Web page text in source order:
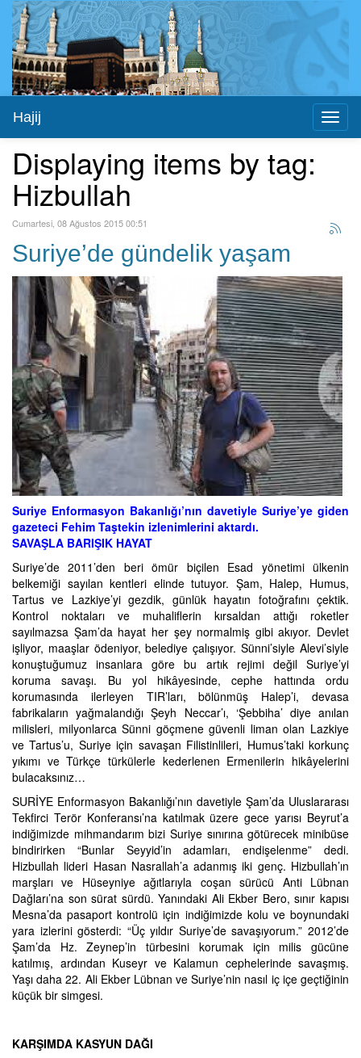
Hajij
Displaying items by tag:
Hizbullah
Cumartesi, 08 Ağustos 2015 00:51
Suriye’de gündelik yaşam
Suriye Enformasyon Bakanlığı’nın davetiyle Suriye’ye giden
gazeteci Fehim Taştekin izlenimlerini aktardı.
SAVAŞLA BARIŞIK HAYAT
Suriye’de 2011’den beri ömür biçilen Esad yönetimi ülkenin
belkemiği sayılan kentleri elinde tutuyor. Şam, Halep, Humus,
Tartus ve Lazkiye’yi gezdik, günlük hayatın fotoğrafını çektik.
Kontrol noktaları ve muhaliflerin kırsaldan attığı roketler
sayılmazsa Şam’da hayat her şey normalmiş gibi akıyor. Devlet
işliyor, maaşlar ödeniyor, belediye çalışıyor. Sünni’siyle Alevi’siyle
konuştuğumuz insanlara göre bu artık rejimi değil Suriye’yi
koruma savaşı. Bu yol hikâyesinde, cephe hattında ordu
korumasında ilerleyen TIR’ları, bölünmüş Halep’i, devasa
fabrikaların yağmalandığı Şeyh Neccar’ı, ‘Şebbiha’ diye anılan
milisleri, milyonlarca Sünni göçmene güvenli liman olan Lazkiye
ve Tartus’u, Suriye için savaşan Filistinlileri, Humus’taki korkunç
yıkımı ve Türkçe türkülerle kederlenen Ermenilerin hikâyelerini
bulacaksınız…
SURİYE Enformasyon Bakanlığı’nın davetiyle Şam’da Uluslararası
Tekfirci Terör Konferansı’na katılmak üzere gece yarısı Beyrut’a
indiğimizde mihmandarım bizi Suriye sınırına götürecek minibüse
bindirirken “Bunlar Seyyid’in adamları, endişelenme” dedi.
Hizbullah lideri Hasan Nasrallah’a adanmış iki genç. Hizbullah’ın
marşları ve Hüseyniye ağıtlarıyla coşan sürücü Anti Lübnan
Dağları’na son sürat sürdü. Yanındaki Ali Ekber Bero, sınır kapısı
Mesna’da pasaport kontrolü için indiğimizde kolu ve boynundaki
yara izlerini gösterdi: “Üç yıldır Suriye’de savaşıyorum.” 2012’de
Şam’da Hz. Zeynep’in türbesini korumak için milis gücüne
katılmış, ardından Kuseyr ve Kalamun cephelerinde savaşmış.
Yaşı daha 22. Ali Ekber Lübnan ve Suriye’nin nasıl iç içe geçtiğinin
küçük bir simgesi.
KARŞIMDA KASYUN DAĞI